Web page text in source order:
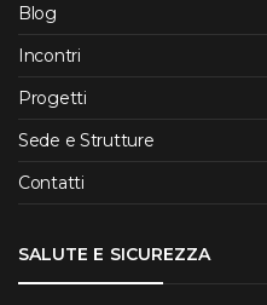
Blog
Incontri
Progetti
Sede e Strutture
Contatti
SALUTE E SICUREZZA